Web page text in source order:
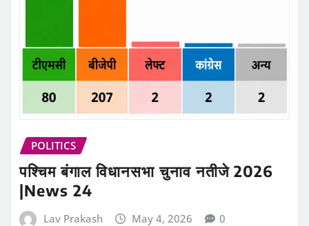
POLITICS
पश्चिम बंगाल विधानसभा चुनाव नतीजे 2026
|News 24
Lav Prakash May 4, 2026 0